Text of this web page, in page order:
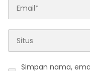
Simpan nama,